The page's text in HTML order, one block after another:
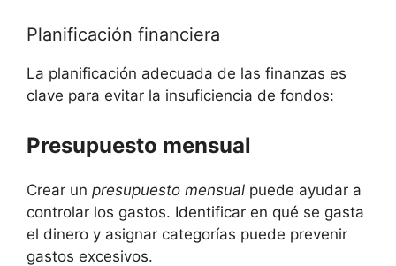
Planificación financiera
La planificación adecuada de las finanzas es
clave para evitar la insuficiencia de fondos:
Presupuesto mensual
Crear un presupuesto mensual puede ayudar a
controlar los gastos. Identificar en qué se gasta
el dinero y asignar categorías puede prevenir
gastos excesivos.